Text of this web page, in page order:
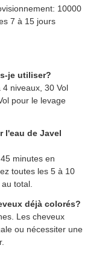
10000
7 à 15 jours
je utiliser?
niveaux, 30 Vol
pour le levage
l'eau de Javel
minutes en
toutes les 5 à 10
total.
déjà colorés?
Les cheveux
ou nécessiter une